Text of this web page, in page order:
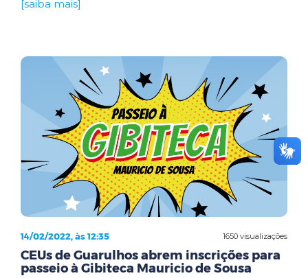
[saiba mais]
1650 visualizações
14/02/2022, às 12:35
CEUs de Guarulhos abrem inscrições para
passeio à Gibiteca Mauricio de Sousa